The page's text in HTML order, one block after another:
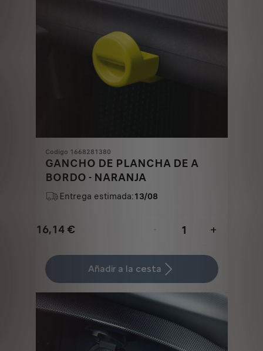
Codigo 1668281380
GANCHO DE PLANCHA DE A
BORDO - NARANJA
Entrega estimada:13/08
16,14 €
Price
16,14
€
-
+
Quantity
updated
1
Añadir a la cesta